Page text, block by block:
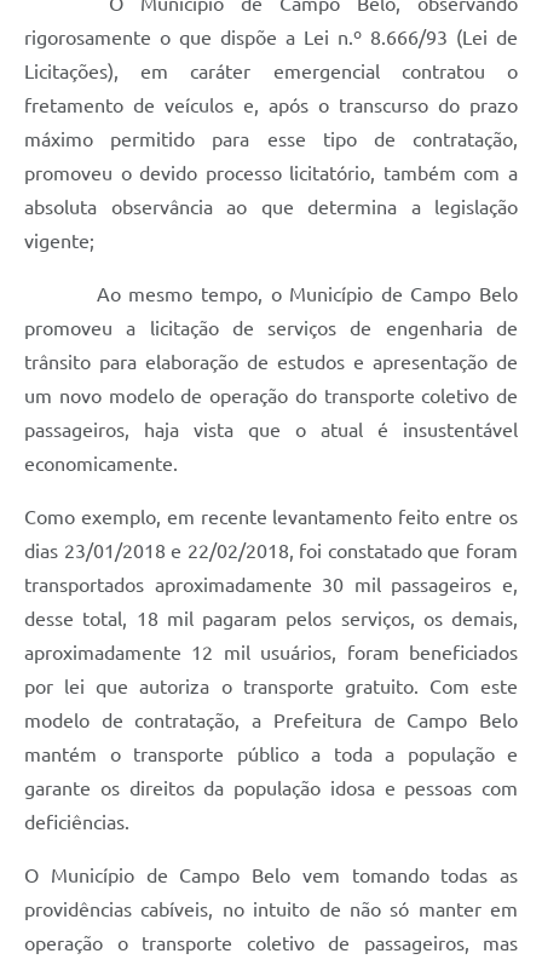
rigorosamente o que dispõe a Lei n.º 8.666/93 (Lei de
Licitações), em caráter emergencial contratou o
fretamento de veículos e, após o transcurso do prazo
máximo permitido para esse tipo de contratação,
promoveu o devido processo licitatório, também com a
absoluta observância ao que determina a legislação
vigente;
Ao mesmo tempo, o Município de Campo Belo
promoveu a licitação de serviços de engenharia de
trânsito para elaboração de estudos e apresentação de
um novo modelo de operação do transporte coletivo de
passageiros, haja vista que o atual é insustentável
economicamente.
Como exemplo, em recente levantamento feito entre os
dias 23/01/2018 e 22/02/2018, foi constatado que foram
transportados aproximadamente 30 mil passageiros e,
desse total, 18 mil pagaram pelos serviços, os demais,
aproximadamente 12 mil usuários, foram beneficiados
por lei que autoriza o transporte gratuito. Com este
modelo de contratação, a Prefeitura de Campo Belo
mantém o transporte público a toda a população e
garante os direitos da população idosa e pessoas com
deficiências.
O Município de Campo Belo vem tomando todas as
providências cabíveis, no intuito de não só manter em
operação o transporte coletivo de passageiros, mas